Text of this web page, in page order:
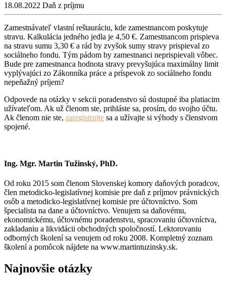
18.08.2022 Daň z príjmu
Zamestnávateľ vlastní reštauráciu, kde zamestnancom poskytuje
stravu. Kalkulácia jedného jedla je 4,50 €. Zamestnancom prispieva
na stravu sumu 3,30 € a rád by zvyšok sumy stravy prispieval zo
sociálneho fondu. Tým pádom by zamestnanci neprispievali vôbec.
Bude pre zamestnanca hodnota stravy prevyšujúca maximálny limit
vyplývajúci zo Zákonníka práce a príspevok zo sociálneho fondu
nepeňažný príjem?
Odpovede na otázky v sekcii poradenstvo sú dostupné iba platiacim
užívateľom. Ak už členom ste, prihláste sa, prosím, do svojho účtu.
Ak členom nie ste, zaregistrujte sa a užívajte si výhody s členstvom
spojené.
Ing. Mgr. Martin Tužinský, PhD.
Od roku 2015 som členom Slovenskej komory daňových poradcov,
člen metodicko-legislatívnej komisie pre daň z príjmov právnických
osôb a metodicko-legislatívnej komisie pre účtovníctvo. Som
špecialista na dane a účtovníctvo. Venujem sa daňovému,
ekonomickému, účtovnému poradenstvu, spracovaniu účtovníctva,
zakladaniu a likvidácii obchodných spoločností. Lektorovaniu
odborných školení sa venujem od roku 2008. Kompletný zoznam
školení a pomôcok nájdete na www.martintuzinsky.sk.
Najnovšie otázky